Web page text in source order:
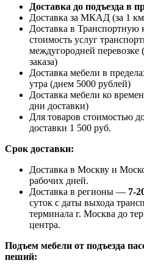
Доставка до подъезда в
Доставка за МКАД (за 1
Доставка в
стоимость услуг
междугородней перевозке
заказа)
Доставка мебели в
утра (днем 5000 рублей)
Доставка мебели ко
дни доставки)
Для товаров стоимостью
доставки 1 500 руб.
Срок доставки:
Доставка в Москву и
рабочих дней.
Доставка в регионы — 7-
суток с даты выхода
терминала г. Москва до
центра.
Подъем мебели от подъезда
пеший: